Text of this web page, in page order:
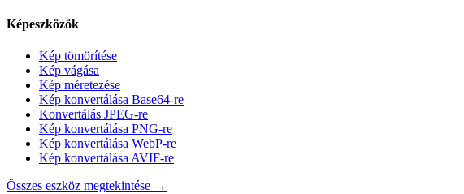
Képeszközök
Kép tömörítése
Kép vágása
Kép méretezése
Kép konvertálása Base64-re
Konvertálás JPEG-re
Kép konvertálása PNG-re
Kép konvertálása WebP-re
Kép konvertálása AVIF-re
Összes eszköz megtekintése →